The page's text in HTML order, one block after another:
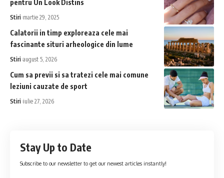
pentru Un Look Distins
Stiri martie 29, 2025
Calatorii in timp exploreaza cele mai
fascinante situri arheologice din lume
Stiri august 5, 2026
Cum sa previi si sa tratezi cele mai comune
leziuni cauzate de sport
Stiri iulie 27, 2026
Stay Up to Date
Subscribe to our newsletter to get our newest articles instantly!